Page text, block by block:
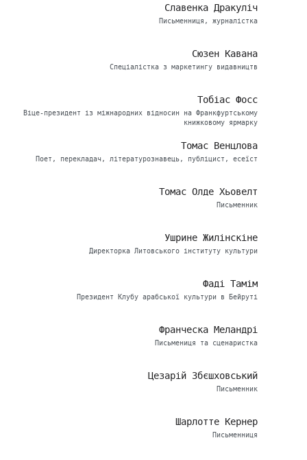
Славенка Дракуліч
Письменниця, журналістка
Сюзен Кавана
Спеціалістка з маркетингу видавництв
Тобіас Фосс
Віце-президент із міжнародних відносин на Франкфуртському
книжковому ярмарку
Томас Венцлова
Поет, перекладач, літературознавець, публіцист, есеїст
Томас Олде Хьовелт
Письменник
Ушрине Жилінскіне
Директорка Литовського інституту культури
Фаді Тамім
Президент Клубу арабської культури в Бейруті
Франческа Меландрі
Письмениця та сценаристка
Цезарій Збєшховський
Письменник
Шарлотте Кернер
Письменниця